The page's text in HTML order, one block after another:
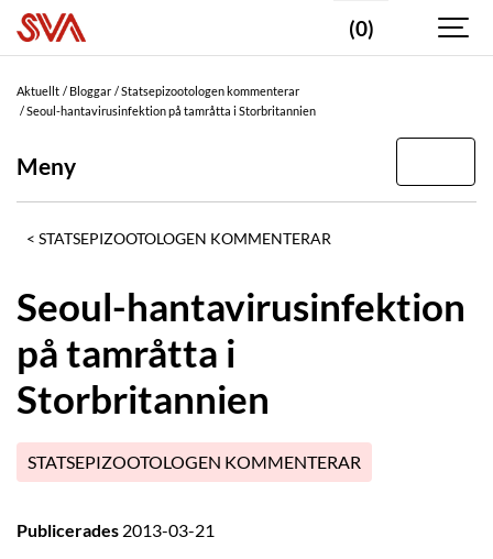
(0)
Aktuellt Bloggar
Statsepizootologen kommenterar
Seoul-hantavirusinfektion på tamråtta i Storbritannien
Meny
STATSEPIZOOTOLOGEN KOMMENTERAR
Seoul-hantavirusinfektion
på tamråtta i
Storbritannien
STATSEPIZOOTOLOGEN KOMMENTERAR
Publicerades 2013-03-21